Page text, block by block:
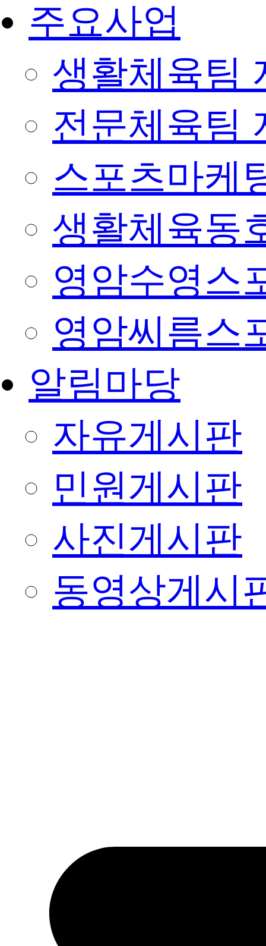
주요사업
생활체육팀
전문체육팀
스포츠마케
생활체육동
영암수영스
영암씨름스
알림마당
자유게시판
민원게시판
사진게시판
동영상게시